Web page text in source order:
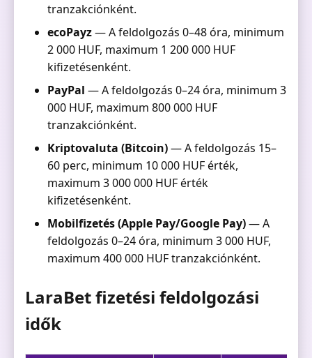
tranzakciónként.
ecoPayz— A feldolgozás 0–48 óra, minimum
2 000 HUF, maximum 1 200 000 HUF
kifizetésenként.
PayPal — A feldolgozás 0–24 óra, minimum 3
000 HUF, maximum 800 000 HUF
tranzakciónként.
Kriptovaluta (Bitcoin)— A feldolgozás 15–
60 perc, minimum 10 000 HUF érték,
maximum 3 000 000 HUF érték
kifizetésenként.
Mobilfizetés (Apple Pay/Google Pay)— A
feldolgozás 0–24 óra, minimum 3 000 HUF,
maximum 400 000 HUF tranzakciónként.
LaraBet fizetési feldolgozási
idők